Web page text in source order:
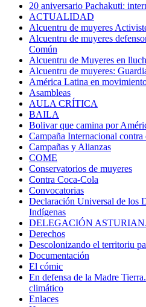
20 aniversario Pachakuti:
ACTUALIDAD
Alcuentru de muyeres
Alcuentru de muyeres
Común
Alcuentru de Muyeres en
Alcuentru de muyeres:
América Latina en
Asambleas
AULA CRÍTICA
BAILA
Bolivar que camina por
Campaña Internacional
Campañas y Alianzas
COME
Conservatorios de muyeres
Contra Coca-Cola
Convocatorias
Declaración Universal de los
Indígenas
DELEGACIÓN
Derechos
Descolonizando el territoriu
Documentación
El cómic
En defensa de la Madre
climático
Enlaces